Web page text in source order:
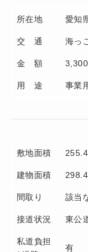
所在地 愛知
交 通 海っ
金 額
用 途 事業
敷地面積
建物面積
間取り 該当
接道状況 東公
私道負担
有